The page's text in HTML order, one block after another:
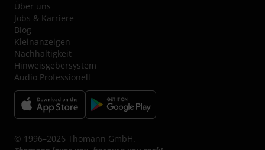
Über uns
Jobs & Karriere
Blog
Kleinanzeigen
Nachhaltigkeit
Hinweisgebersystem
Audio Professionell
© 1996–2026 Thomann GmbH.